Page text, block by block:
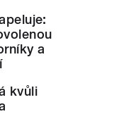
a
kvůli